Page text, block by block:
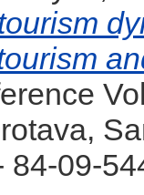
84-09-